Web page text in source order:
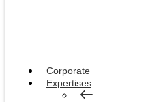
Corporate
Expertises